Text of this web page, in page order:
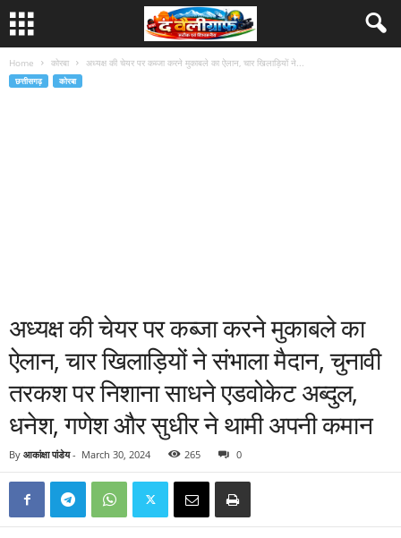
Home कोरबा अध्यक्ष की चेयर पर कब्जा करने मुकाबले का ऐलान, चार खिलाड़ियों ने...
छत्तीसगढ़ कोरबा
अध्यक्ष की चेयर पर कब्जा करने मुकाबले का
ऐलान, चार खिलाड़ियों ने संभाला मैदान, चुनावी
तरकश पर निशाना साधने एडवोकेट अब्दुल,
धनेश, गणेश और सुधीर ने थामी अपनी कमान
By आकांक्षा पांडेय- March 30, 2024 265 0